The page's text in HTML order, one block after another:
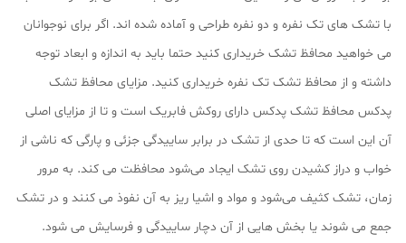
با تشک‌ های تک نفره و دو نفره طراحی و آماده شده‌ اند. اگر برای نوجوانان
می‌ خواهید محافظ تشک خریداری کنید حتما باید به اندازه و ابعاد توجه
داشته و از محافظ تشک تک نفره خریداری کنید. مزایای محافظ تشک
پدکس محافظ تشک پدکس دارای روکش فابریک است و تا از مزایای اصلی
آن این است که تا حدی از تشک در برابر ساییدگی جزئی و پارگی که ناشی از
خواب و دراز کشیدن روی تشک ایجاد می‌شود محافظت می‌ کند. به مرور
زمان، تشک کثیف می‌شود و مواد و اشیا ریز به آن نفوذ می‌ کنند و در تشک
جمع می‌ شوند یا بخش‌ هایی از آن دچار ساییدگی و فرسایش می‌ شود.